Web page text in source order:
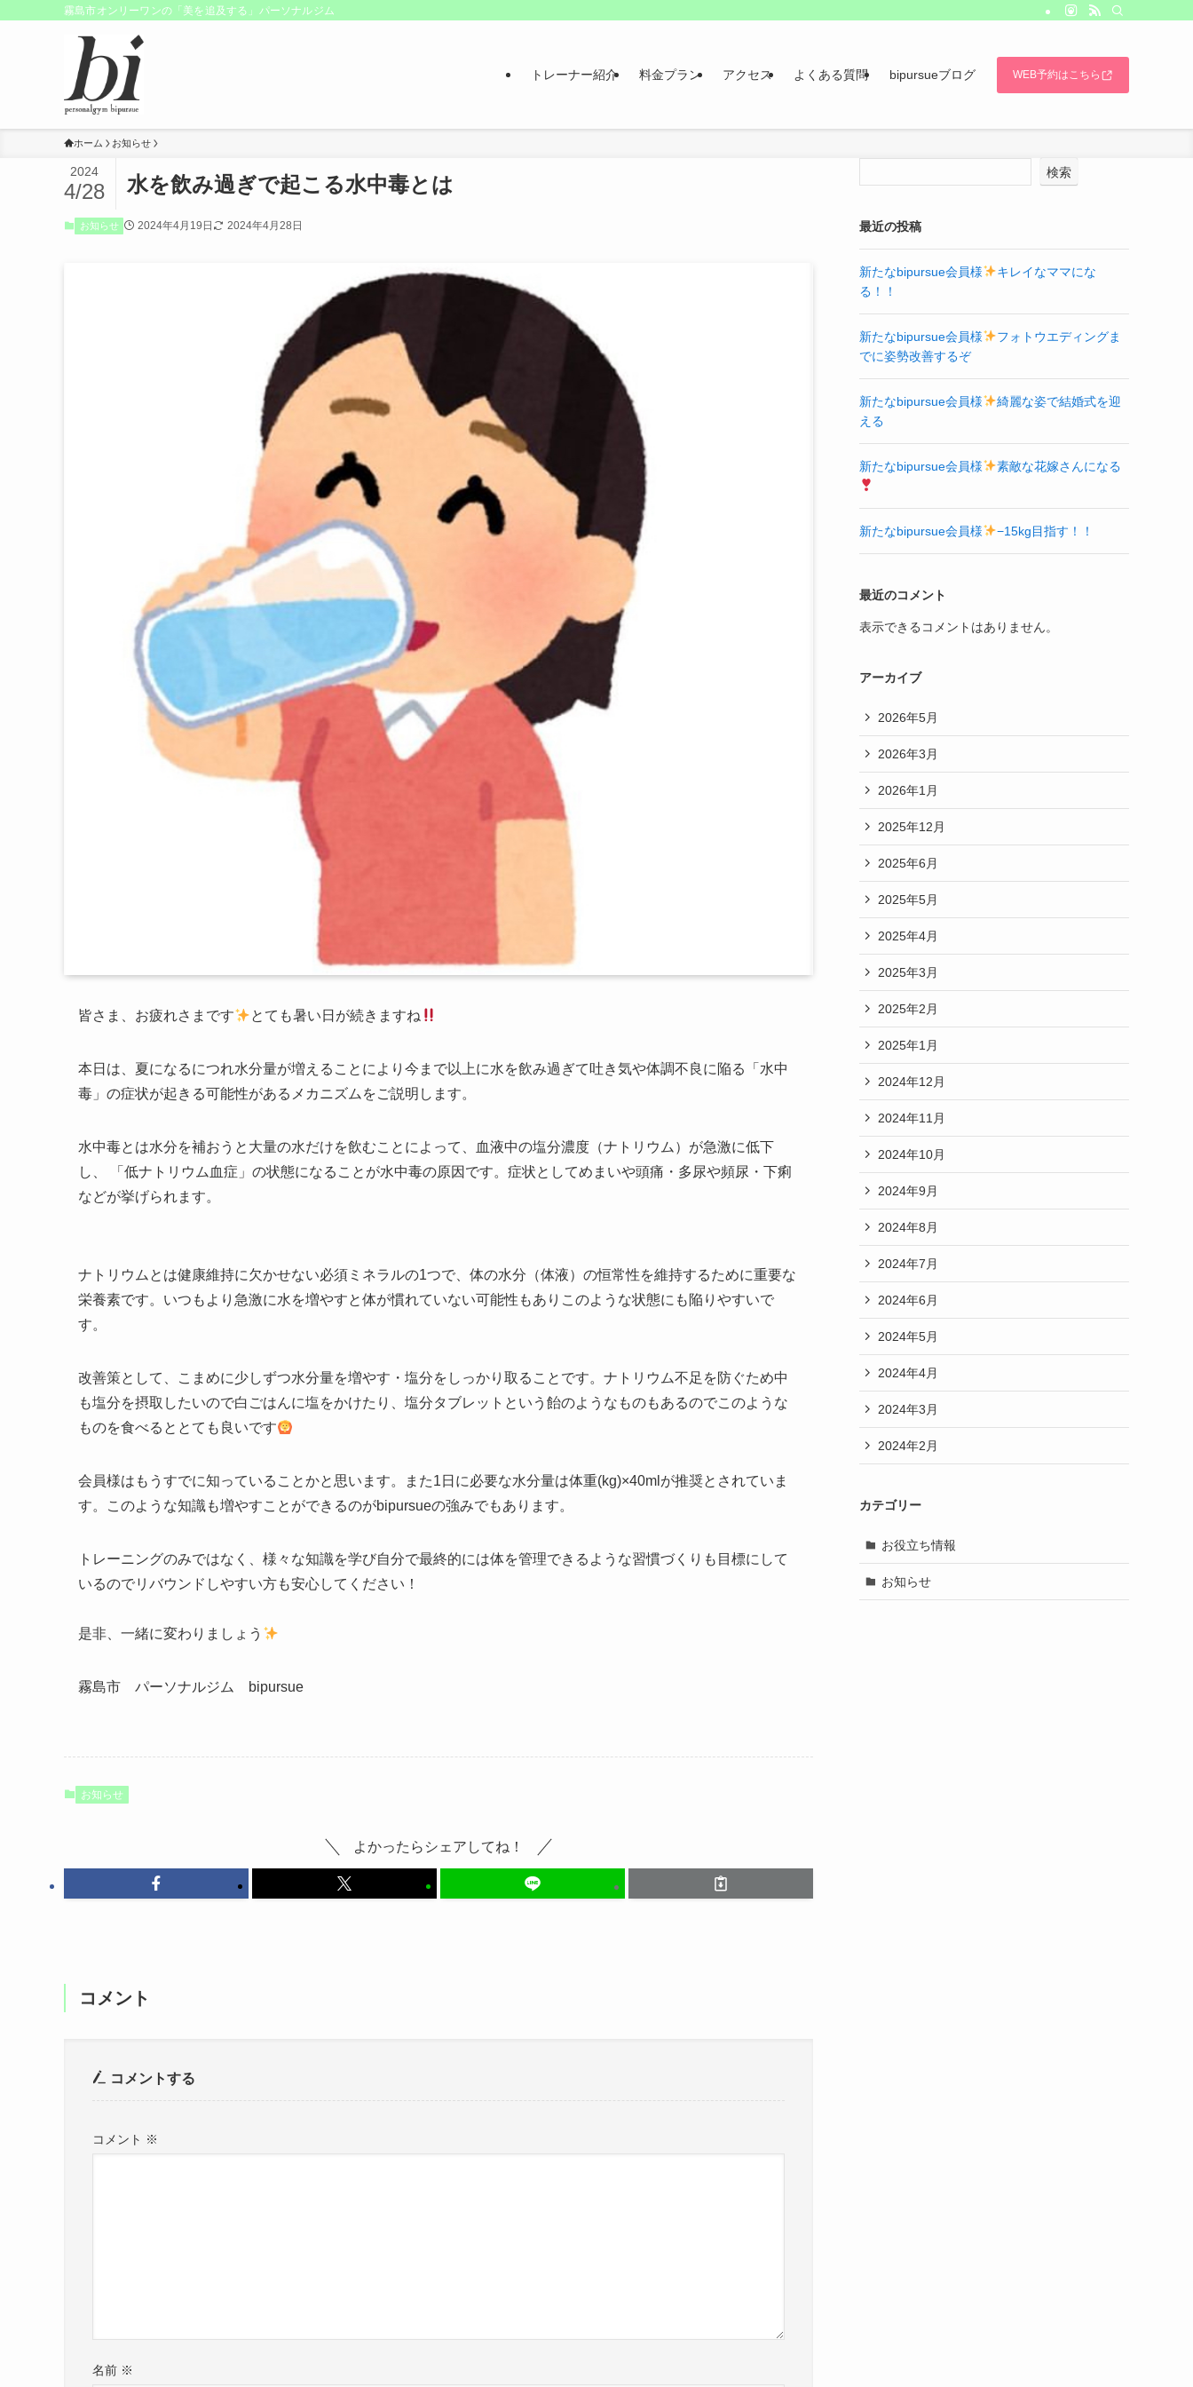
霧島市オンリーワンの「美を追及する」パーソナルジム
トレーナー紹介 料金プラン アクセス よくある質問 bipursueブログ WEB予約はこちら
ホーム お知らせ
水を飲み過ぎで起こる水中毒とは
2024
4/28
お知らせ 2024年4月19日 2024年4月28日
皆さま、お疲れさまです とても暑い日が続きますね
本日は、夏になるにつれ水分量が増えることにより今まで以上に水を飲み過ぎて吐き気や体調不良に陥る「水中
毒」の症状が起きる可能性があるメカニズムをご説明します。
水中毒とは水分を補おうと大量の水だけを飲むことによって、血液中の塩分濃度（ナトリウム）が急激に低下
し、 「低ナトリウム血症」の状態になることが水中毒の原因です。症状としてめまいや頭痛・多尿や頻尿・下痢
などが挙げられます。
ナトリウムとは健康維持に欠かせない必須ミネラルの1つで、体の水分（体液）の恒常性を維持するために重要な
栄養素です。いつもより急激に水を増やすと体が慣れていない可能性もありこのような状態にも陥りやすいで
す。
改善策として、こまめに少しずつ水分量を増やす・塩分をしっかり取ることです。ナトリウム不足を防ぐため中
も塩分を摂取したいので白ごはんに塩をかけたり、塩分タブレットという飴のようなものもあるのでこのような
ものを食べるととても良いです
会員様はもうすでに知っていることかと思います。また1日に必要な水分量は体重(kg)×40mlが推奨とされていま
す。このような知識も増やすことができるのがbipursueの強みでもあります。
トレーニングのみではなく、様々な知識を学び自分で最終的には体を管理できるような習慣づくりも目標にして
いるのでリバウンドしやすい方も安心してください！
是非、一緒に変わりましょう
霧島市 パーソナルジム bipursue
お知らせ
よかったらシェアしてね！
コメント
コメントする
コメント ※
名前 ※
検索
最近の投稿
新たなbipursue会員様
キレイなママにな
る！！
新たなbipursue会員様
フォトウエディングま
でに姿勢改善するぞ
新たなbipursue会員様
綺麗な姿で結婚式を迎
える
新たなbipursue会員様 素敵な花嫁さんになる
新たなbipursue会員様 −15kg目指す！！
最近のコメント
表示できるコメントはありません。
アーカイブ
2026年5月
2026年3月
2026年1月
2025年12月
2025年6月
2025年5月
2025年4月
2025年3月
2025年2月
2025年1月
2024年12月
2024年11月
2024年10月
2024年9月
2024年8月
2024年7月
2024年6月
2024年5月
2024年4月
2024年3月
2024年2月
カテゴリー
お役立ち情報
お知らせ